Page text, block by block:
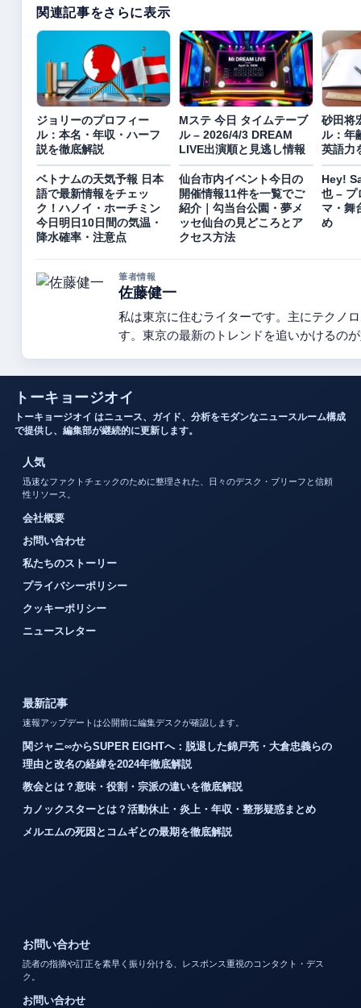
関連記事をさらに表示
ジョリーのプロフィー
ル：本名・年収・ハーフ
説を徹底解説
Mステ 今日 タイムテーブ
ル – 2026/4/3 DREAM
LIVE出演順と見逃し情報
砂田将
ル：年
英語力
ベトナムの天気予報 日本
語で最新情報をチェッ
ク！ハノイ・ホーチミン
今日明日10日間の気温・
降水確率・注意点
仙台市内イベント今日の
開催情報11件を一覧でご
紹介｜勾当台公園・夢メ
ッセ仙台の見どころとア
クセス方法
Hey!
也 – プ
マ・舞
め
筆者情報
佐藤健一
私は東京に住むライターです。主にテクノ
す。東京の最新のトレンドを追いかけるの
トーキョージオイ
トーキョージオイ はニュース、ガイド、分析をモダンなニュースルーム構成
で提供し、編集部が継続的に更新します。
人気
迅速なファクトチェックのために整理された、日々のデスク・ブリーフと信頼
性リソース。
会社概要
お問い合わせ
私たちのストーリー
プライバシーポリシー
クッキーポリシー
ニュースレター
最新記事
速報アップデートは公開前に編集デスクが確認します。
関ジャニ∞からSUPER EIGHTへ：脱退した錦戸亮・大倉忠義らの
理由と改名の経緯を2024年徹底解説
教会とは？意味・役割・宗派の違いを徹底解説
カノックスターとは？活動休止・炎上・年収・整形疑惑まとめ
メルエムの死因とコムギとの最期を徹底解説
お問い合わせ
読者の指摘や訂正を素早く振り分ける、レスポンス重視のコンタクト・デス
ク。
お問い合わせ